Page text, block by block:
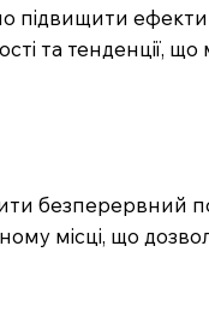
підвищити
та тенденції, що
безперервний
місці, що